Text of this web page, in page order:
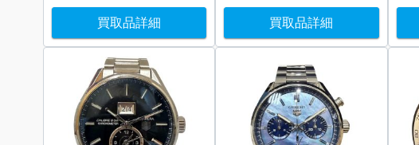
買取品詳細 買取品詳細